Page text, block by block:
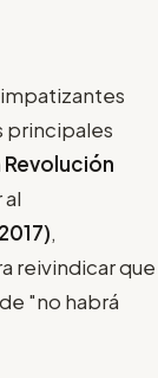
principales
Revolución
,
reivindicar que
"no habrá